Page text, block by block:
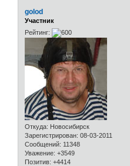
golod
Участник
Рейтинг:
Откуда: Новосибирск
Зарегистрирован: 08-03-2011
Сообщений: 11348
Уважение: +3549
Позитив: +4414